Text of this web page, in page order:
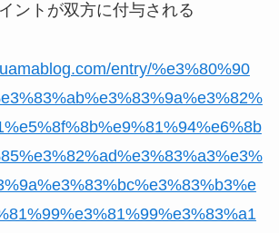
ントが双方に付与される
entry/%e3%80%90